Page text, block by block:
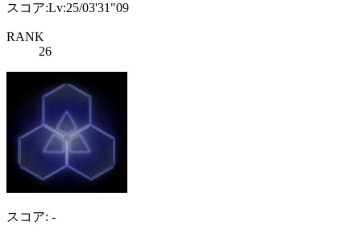
スコア:Lv:25/03'31"09
RANK
26
スコア: -